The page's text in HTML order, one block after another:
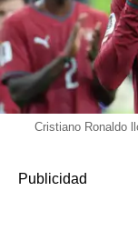
Cristiano Ronaldo